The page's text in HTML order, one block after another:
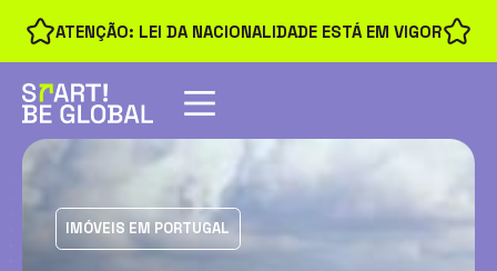
ATENÇÃO: LEI DA NACIONALIDADE ESTÁ EM VIGOR
IMÓVEIS EM PORTUGAL